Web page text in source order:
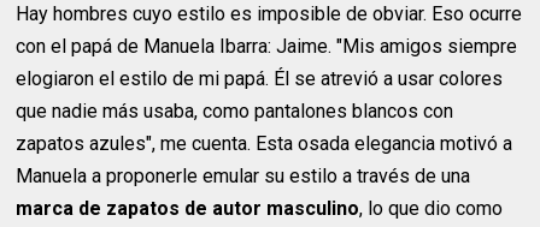
Hay hombres cuyo estilo es imposible de obviar. Eso ocurre
con el papá de Manuela Ibarra: Jaime. "Mis amigos siempre
elogiaron el estilo de mi papá. Él se atrevió a usar colores
que nadie más usaba, como pantalones blancos con
zapatos azules", me cuenta. Esta osada elegancia motivó a
Manuela a proponerle emular su estilo a través de una
marca de zapatos de autor masculino, lo que dio como